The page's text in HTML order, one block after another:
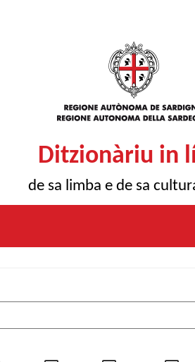
Ditzionàriu in
de sa limba e de sa